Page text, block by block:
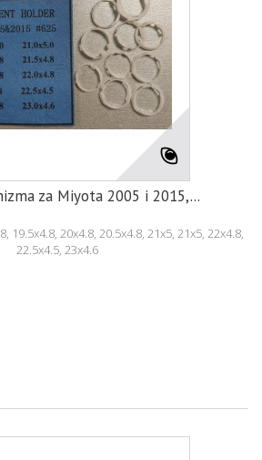
za Miyota 2005 i 2015,...
19.5x4.8, 20x4.8, 20.5x4.8, 21x5, 21x5, 22x4.8,
22.5x4.5, 23x4.6